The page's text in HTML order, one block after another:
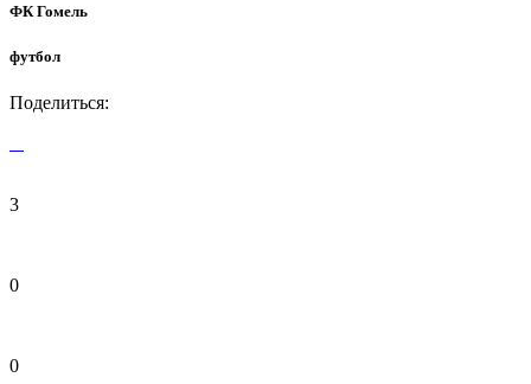
ФК Гомель
футбол
Поделиться:
3
0
0